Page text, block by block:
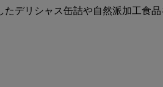
デリシャス缶詰や自然派加工食品